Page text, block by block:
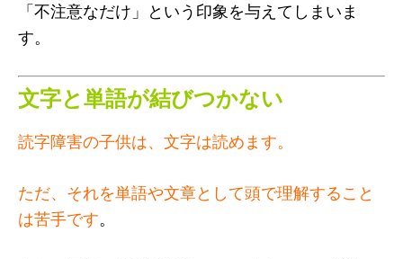
「不注意なだけ」という印象を与えてしまいま
す。
文字と単語が結びつかない
読字障害の子供は、文字は読めます。
ただ、それを単語や文章として頭で理解すること
は苦手です。